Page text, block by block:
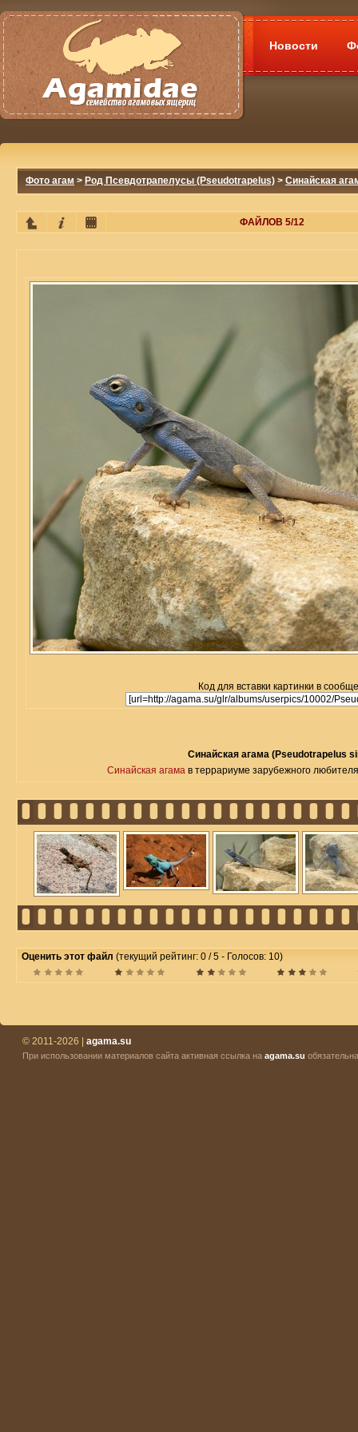
Новости
Фото агам > Род Псевдотрапелусы (Pseudotrapelus) > Синайская
ФАЙЛОВ 5/12
Код для вставки картинки в
Синайская агама (Pseudotrapelus
Синайская агама в террариуме зарубежного
Оценить этот файл (текущий рейтинг: 0 / 5 - Голосов: 10)
© 2011-2026 | agama.su
При использовании материалов сайта активная ссылка на agama.su